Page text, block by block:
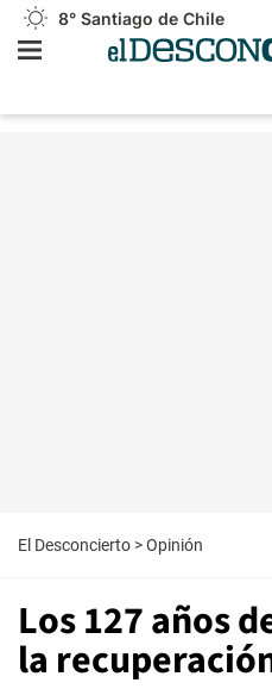
8° Santiago de Chile
El Desconcierto >Opinión
Los 127 años
la